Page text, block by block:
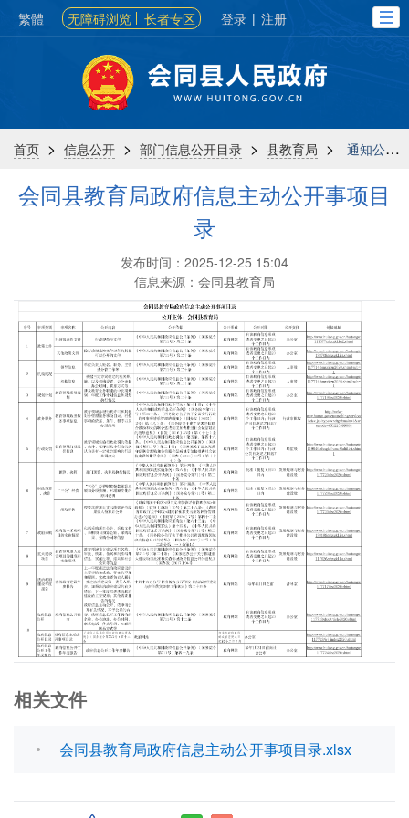
繁體 无障碍浏览 长者专区 登录 | 注册
首页 > 信息公开 > 部门信息公开目录 > 县教育局 > 通知公告
会同县教育局政府信息主动公开事项目
录
发布时间：2025-12-25 15:04
信息来源：会同县教育局
相关文件
会同县教育局政府信息主动公开事项目录.xlsx